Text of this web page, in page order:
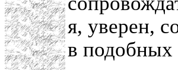
я, уверен,
в подобных